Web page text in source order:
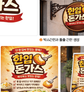
준 영상 생성법
보기
을까?
기
여 상품 광고 영상 만들